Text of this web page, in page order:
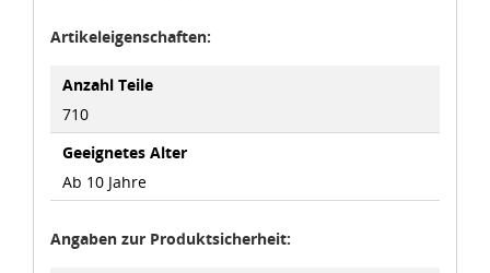
Artikeleigenschaften:
Anzahl Teile
710
Geeignetes Alter
Ab 10 Jahre
Angaben zur Produktsicherheit: